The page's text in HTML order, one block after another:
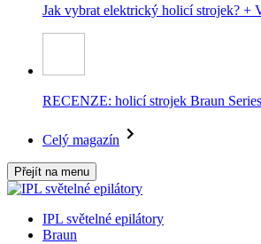
Jak vybrat elektrický holicí strojek? +
RECENZE: holicí strojek Braun
Celý magazín
Přejít na menu
IPL světelné epilátory
Braun